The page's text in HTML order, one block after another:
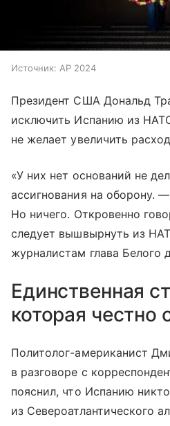
Источник: AP 2024
Президент США Дональд
исключить Испанию из
не желает увеличить
«У них нет оснований не
ассигнования на оборону.
Но ничего. Откровенно
следует вышвырнуть из
журналистам глава Белого
Единственная
которая честно
Политолог-американист
в разговоре с
пояснил, что Испанию
из Североатлантического